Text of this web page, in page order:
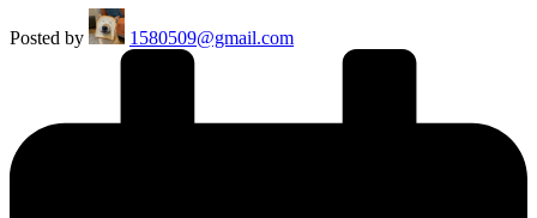
Posted by 1580509@gmail.com